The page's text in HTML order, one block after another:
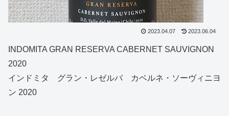
2023.04.07 2023.06.04
INDOMITA GRAN RESERVA CABERNET SAUVIGNON
2020
インドミタ グラン・レゼルバ カベルネ・ソーヴィニヨ
ン 2020